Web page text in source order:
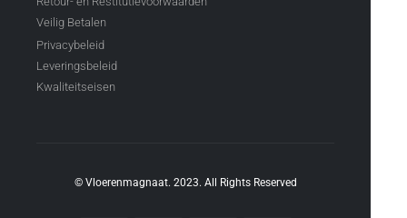
Veilig Betalen
Privacybeleid
Leveringsbeleid
Kwaliteitseisen
© Vloerenmagnaat. 2023. All Rights Reserved